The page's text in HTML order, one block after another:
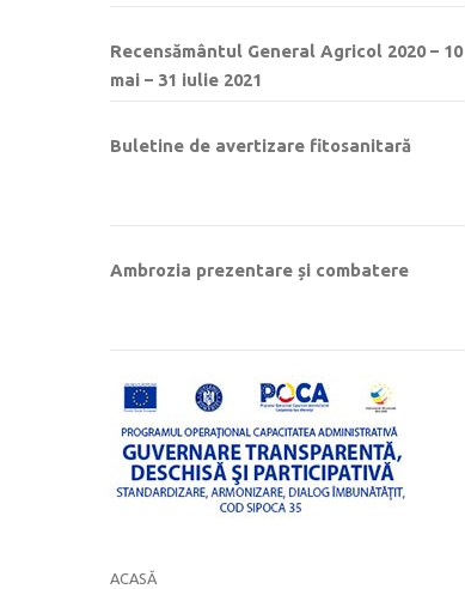
Recensământul General Agricol 2020 – 10
mai – 31 iulie 2021
Buletine de avertizare fitosanitară
Ambrozia prezentare și combatere
ACASĂ